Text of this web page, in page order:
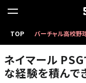
TOP バーチャル高校野
ネイマール
な経験を積んで